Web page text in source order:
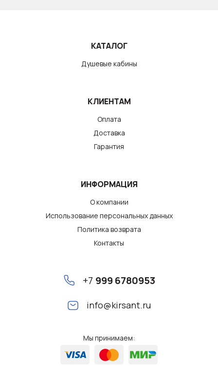
КАТАЛОГ
Душевые кабины
КЛИЕНТАМ
Оплата
Доставка
Гарантия
ИНФОРМАЦИЯ
О компании
Использование персональных данных
Политика возврата
Контакты
+7 999 6780953
info@kirsant.ru
Мы принимаем: